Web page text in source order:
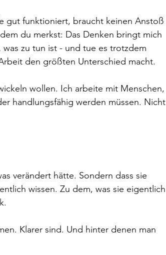
gut funktioniert, braucht keinen Anstoß
du merkst: Das Denken bringt mich
zu tun ist - und tue es trotzdem
den größten Unterschied macht.
wollen. Ich arbeite mit Menschen,
handlungsfähig werden müssen. Nicht
verändert hätte. Sondern dass sie
wissen. Zu dem, was sie eigentlich
Klarer sind. Und hinter denen man